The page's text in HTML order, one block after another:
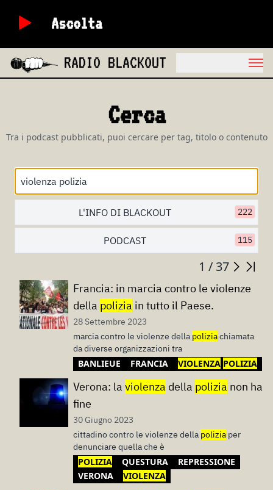
Ascolta
RADIO BLACKOUT
Cerca
Tra i podcast pubblicati, puoi cercare per tag, titolo o contenuto
L'INFO DI BLACKOUT 222
PODCAST 115
1 / 37
Francia: in marcia contro le violenze
della polizia in tutto il Paese.
28 Settembre 2023
marcia contro le violenze della poliziachiamata
da diverse organizzazioni tra
BANLIEUE FRANCIA VIOLENZA POLIZIA
Verona: la violenza della polizia non ha
fine
30 Giugno 2023
cittadino contro le violenze della polizia per
denunciare quella che è
POLIZIA QUESTURA
REPRESSIONE
VERONA
VIOLENZA